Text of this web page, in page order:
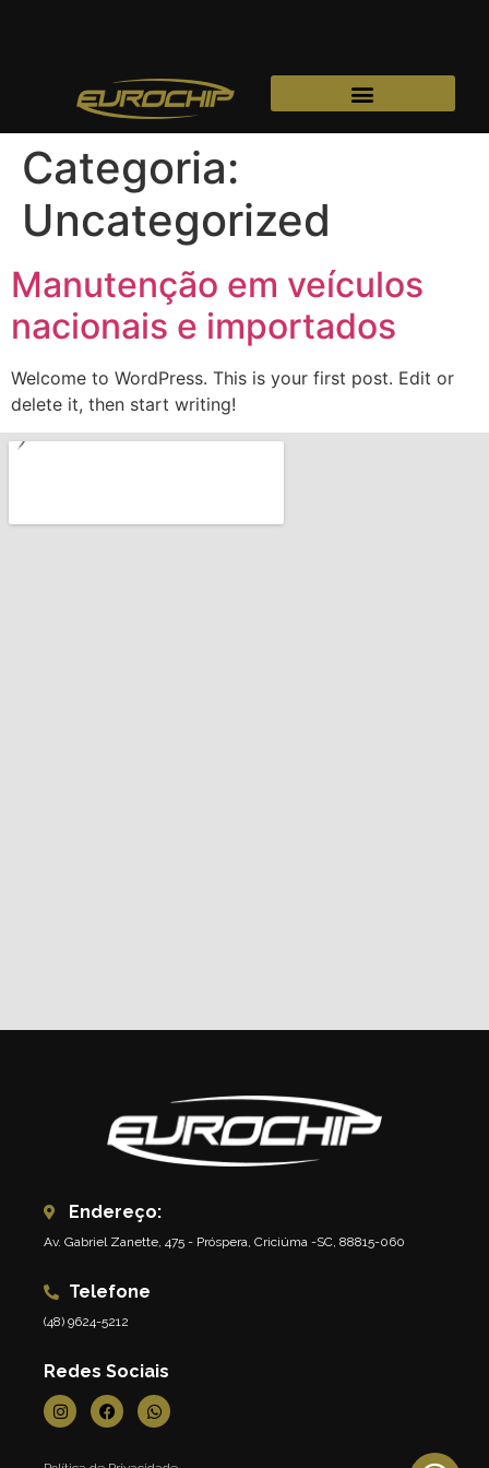
Categoria:
Uncategorized
Manutenção em veículos
nacionais e importados
Welcome to WordPress. This is your first post. Edit or
delete it, then start writing!
Endereço:
Av. Gabriel Zanette, 475 - Próspera, Criciúma -SC, 88815-060
Telefone
(48) 9624-5212
Redes Sociais